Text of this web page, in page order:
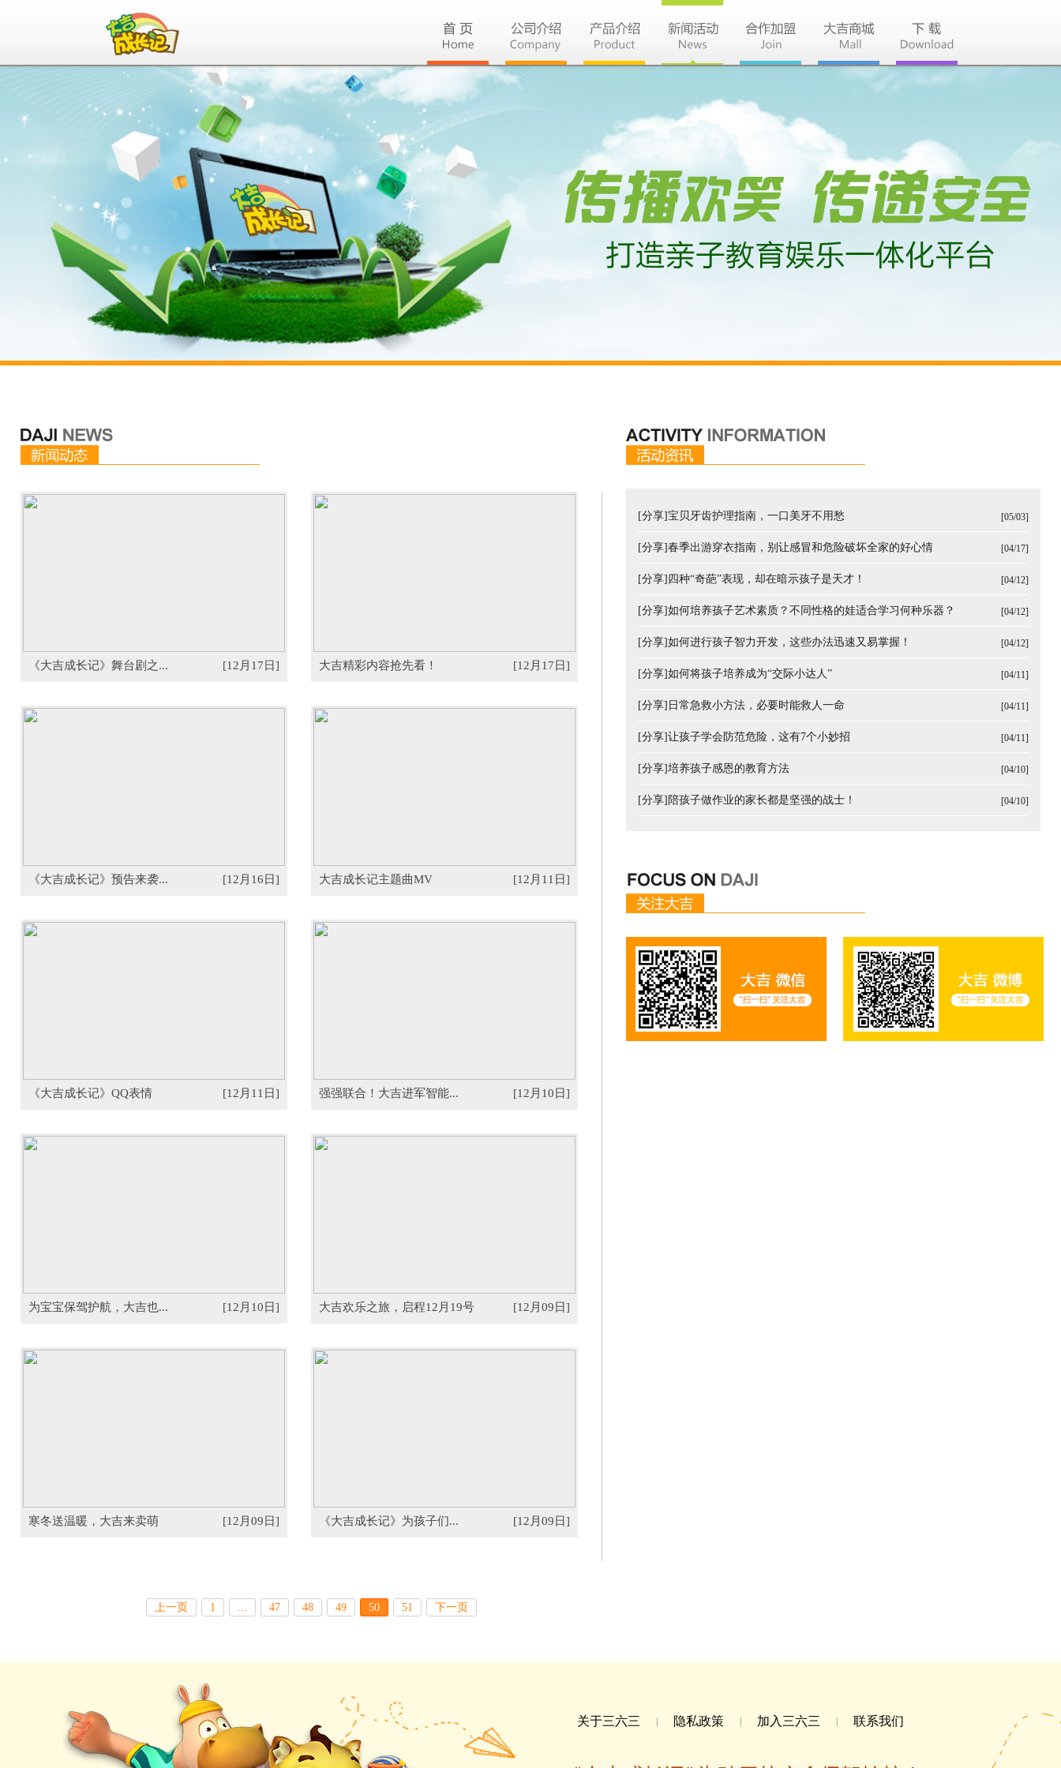
《大吉成长记》舞台剧之... [12月17日] 大吉精彩内容抢先看！ [12月17日]
《大吉成长记》预告来袭... [12月16日] 大吉成长记主题曲MV [12月11日]
《大吉成长记》QQ表情 [12月11日] 强强联合！大吉进军智能... [12月10日]
为宝宝保驾护航，大吉也... [12月10日] 大吉欢乐之旅，启程12月19号 [12月09日]
寒冬送温暖，大吉来卖萌 [12月09日] 《大吉成长记》为孩子们... [12月09日]
上一页 1 ... 47 48 49 50 51 下一页
[分享]宝贝牙齿护理指南，一口美牙不用愁 [05/03]
[分享]春季出游穿衣指南，别让感冒和危险破坏全家的好心情 [04/17]
[分享]四种“奇葩”表现，却在暗示孩子是天才！ [04/12]
[分享]如何培养孩子艺术素质？不同性格的娃适合学习何种乐器？ [04/12]
[分享]如何进行孩子智力开发，这些办法迅速又易掌握！ [04/12]
[分享]如何将孩子培养成为“交际小达人” [04/11]
[分享]日常急救小方法，必要时能救人一命 [04/11]
[分享]让孩子学会防范危险，这有7个小妙招 [04/11]
[分享]培养孩子感恩的教育方法 [04/10]
[分享]陪孩子做作业的家长都是坚强的战士！ [04/10]
关于三六三 隐私政策 加入三六三 联系我们